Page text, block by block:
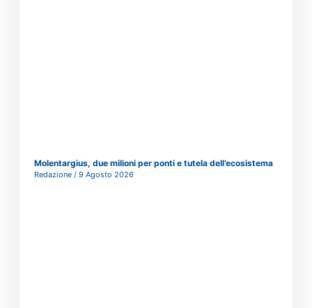
Molentargius, due milioni per ponti e tutela dell’ecosistema
Redazione 9 Agosto 2026